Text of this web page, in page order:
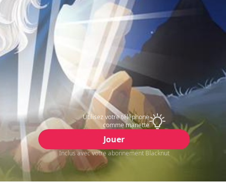
Utilisez votre téléphone
comme manette
Jouer
Inclus avec votre abonnement Blacknut